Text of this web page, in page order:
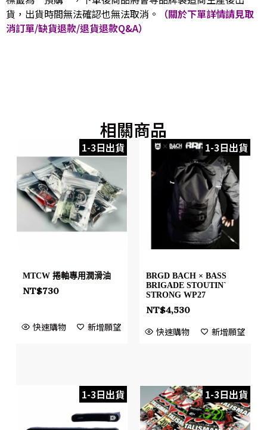
貨，出貨時間無法確認也無法取消。
（關於下單詳情請見取
消訂單/缺貨退款/退貨退款Q&A）
相關商品
1-3日出貨
MTCW 捲軸專用潤滑油
NT$730
快速購物 新增願望
1-3日出貨
BRGD BACH × BASS
BRIGADE STOUTIN`
STRONG WP27
NT$4,530
快速購物 新增願望
1-3日出貨 1-3日出貨